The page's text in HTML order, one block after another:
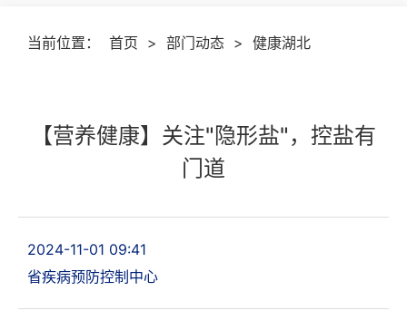
当前位置： 首页 > 部门动态 > 健康湖北
【营养健康】关注"隐形盐"，控盐有
门道
2024-11-01 09:41
省疾病预防控制中心